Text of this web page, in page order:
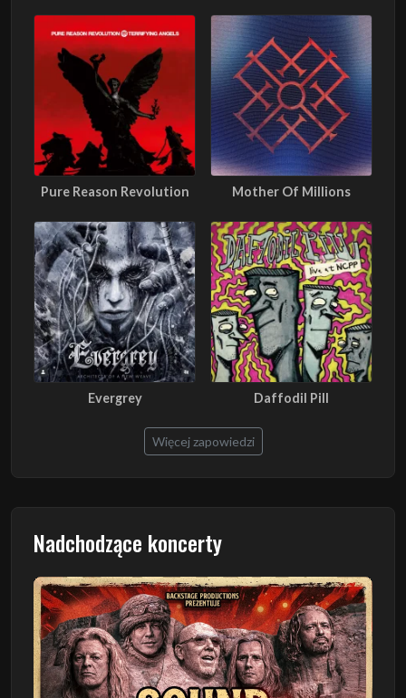
Pure Reason Revolution Mother Of Millions
Evergrey Daffodil Pill
Więcej zapowiedzi
Nadchodzące koncerty